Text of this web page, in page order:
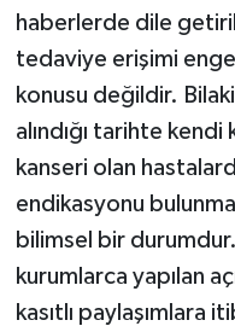
haberlerde dile
tedaviye erişimi
konusu değildir.
alındığı tarihte
kanseri olan
endikasyonu
bilimsel bir
kurumlarca yapılan
kasıtlı paylaşımlara